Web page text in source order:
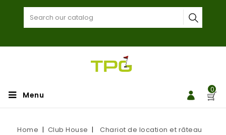
0
Menu
Home Club House Chariot de location et râteau